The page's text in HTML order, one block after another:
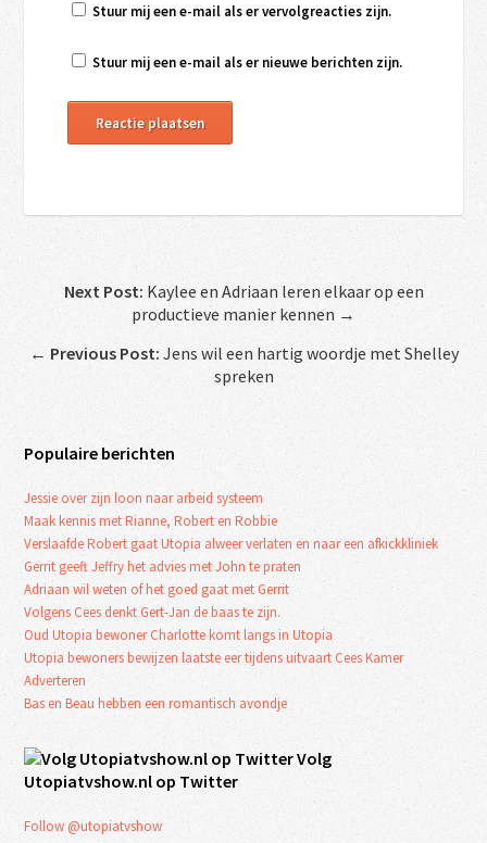
Stuur mij een e-mail als er vervolgreacties zijn.
Stuur mij een e-mail als er nieuwe berichten zijn.
Next Post: Kaylee en Adriaan leren elkaar op een
productieve manier kennen →
← Previous Post: Jens wil een hartig woordje met Shelley
spreken
Populaire berichten
Jessie over zijn loon naar arbeid systeem
Maak kennis met Rianne, Robert en Robbie
Verslaafde Robert gaat Utopia alweer verlaten en naar een afkickkliniek
Gerrit geeft Jeffry het advies met John te praten
Adriaan wil weten of het goed gaat met Gerrit
Volgens Cees denkt Gert-Jan de baas te zijn.
Oud Utopia bewoner Charlotte komt langs in Utopia
Utopia bewoners bewijzen laatste eer tijdens uitvaart Cees Kamer
Adverteren
Bas en Beau hebben een romantisch avondje
Volg
Utopiatvshow.nl op Twitter
Follow @utopiatvshow